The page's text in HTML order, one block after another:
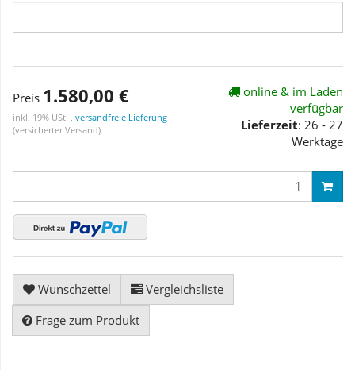
Preis 1.580,00 €
inkl. 19% USt. , versandfreie Lieferung
(versicherter Versand)
online & im Laden
verfügbar
Lieferzeit: 26 - 27
Werktage
Wunschzettel
Vergleichsliste
Frage zum Produkt